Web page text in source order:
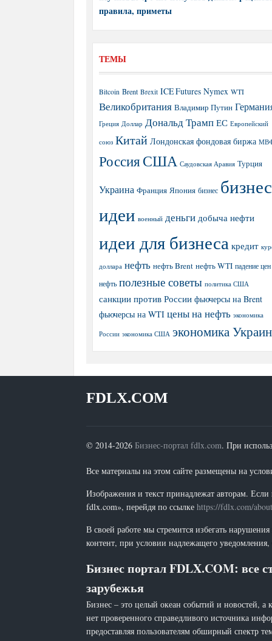
правила, приметы
ТЕМЫ
Bitcoin Brent Brexit ICE Futures Nymex WTI
Великобритания Владимир Путин
Греция Доллар Дональд Трамп ЕС Европейский
союз Китай Лондонская фондовая биржа
РоссияСША Саудовская Аравия Турция
Украина Франция Япония бизнес бизнес
идеи военный деньги добыча нефти
идеи для бизнеса кредит
доллара нефть нефть Brent нефть WTI падение
нефть полезные советы политика США
санкции против России фьючерсы на Brent
фьючерсы на WTI цены на нефть экономика
России экономика США экономика
FDLX.COM
© 2014-2026 Бизнес-портал fdlx.com. При
Все материалы на этом сайте размещены на
Изображения и текст принадлежат авторам.
fdlx.com», перейдя по ссылке https://fdlx.com/
В своей работе мы стремится избегать
контент, при условии надлежащего
Бизнес портал FDLX.COM: все
зарубежья
Бизнес – это целый океан событий и новостей,
нет проверенного справедливого источника
предоставляя пользователям обширный спектр